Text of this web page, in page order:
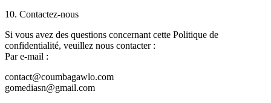
10. Contactez-nous
Si vous avez des questions concernant cette Politique de
confidentialité, veuillez nous contacter :
Par e-mail :
contact@coumbagawlo.com
gomediasn@gmail.com